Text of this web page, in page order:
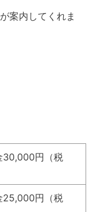
案内してくれま
30,000円（税
25,000円（税